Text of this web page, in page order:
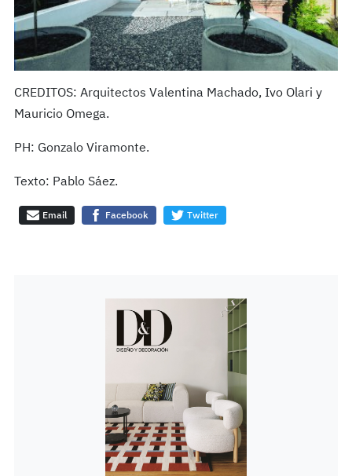
CREDITOS: Arquitectos Valentina Machado, Ivo Olari y
Mauricio Omega.
PH: Gonzalo Viramonte.
Texto: Pablo Sáez.
Email Facebook Twitter